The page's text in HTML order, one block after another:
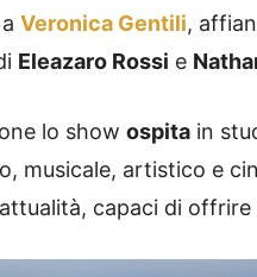
Veronica Gentili,
Eleazaro Rossi e
lo show ospita in
musicale, artistico e
capaci di